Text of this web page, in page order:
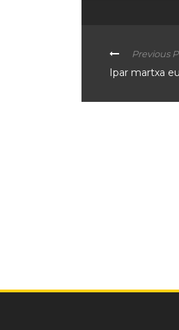
Previous
Ipar martxa